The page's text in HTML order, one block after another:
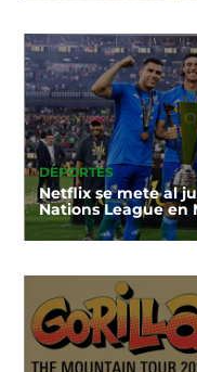
DEPORTES
Netflix se mete al
Nations League en